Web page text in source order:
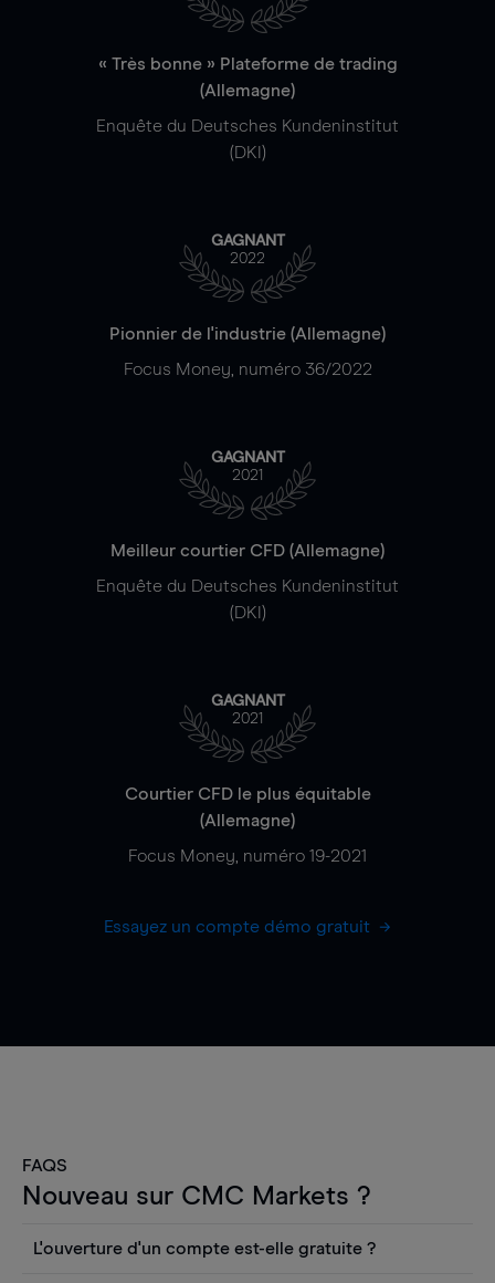
« Très bonne » Plateforme de trading
(Allemagne)
Enquête du Deutsches Kundeninstitut
(DKI)
GAGNANT
2022
Pionnier de l'industrie (Allemagne)
Focus Money, numéro 36/2022
GAGNANT
2021
Meilleur courtier CFD (Allemagne)
Enquête du Deutsches Kundeninstitut
(DKI)
GAGNANT
2021
Courtier CFD le plus équitable
(Allemagne)
Focus Money, numéro 19-2021
Essayez un compte démo gratuit
FAQS
Nouveau sur CMC Markets ?
L'ouverture d'un compte est-elle gratuite ?